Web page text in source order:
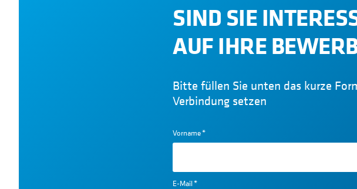
SIND SIE
AUF IHRE
Bitte füllen Sie unten das kurze
Verbindung setzen
Vorname*
E-Mail*